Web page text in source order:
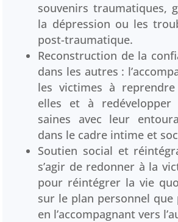
souvenirs traumatiques,
la dépression ou les
post-traumatique.
Reconstruction de la
dans les autres :
les victimes à
elles et à redévelopper
saines avec leur
dans le cadre intime et
Soutien social et
s’agir de redonner à la
pour réintégrer la vie
sur le plan personnel que
en l’accompagnant vers